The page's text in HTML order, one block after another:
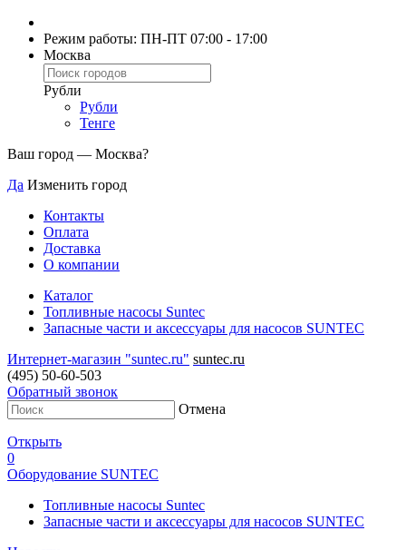
Режим работы: ПН-ПТ 07:00 - 17:00
Москва
Рубли
Рубли
Тенге
Ваш город — Москва?
Да Изменить город
Контакты
Оплата
Доставка
О компании
Каталог
Топливные насосы Suntec
Запасные части и аксессуары для насосов SUNTEC
Интернет-магазин "suntec.ru" suntec.ru
(495) 50-60-503
Обратный звонок
Отмена
Открыть
0
Оборудование SUNTEC
Топливные насосы Suntec
Запасные части и аксессуары для насосов SUNTEC